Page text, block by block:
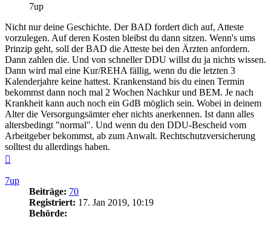
7up
Nicht nur deine Geschichte. Der BAD fordert dich auf, Atteste
vorzulegen. Auf deren Kosten bleibst du dann sitzen. Wenn's ums
Prinzip geht, soll der BAD die Atteste bei den Ärzten anfordern.
Dann zahlen die. Und von schneller DDU willst du ja nichts wissen.
Dann wird mal eine Kur/REHA fällig, wenn du die letzten 3
Kalenderjahre keine hattest. Krankenstand bis du einen Termin
bekommst dann noch mal 2 Wochen Nachkur und BEM. Je nach
Krankheit kann auch noch ein GdB möglich sein. Wobei in deinem
Alter die Versorgungsämter eher nichts anerkennen. Ist dann alles
altersbedingt "normal". Und wenn du den DDU-Bescheid vom
Arbeitgeber bekommst, ab zum Anwalt. Rechtschutzversicherung
solltest du allerdings haben.
7up
Beiträge: 70
Registriert: 17. Jan 2019, 10:19
Behörde: